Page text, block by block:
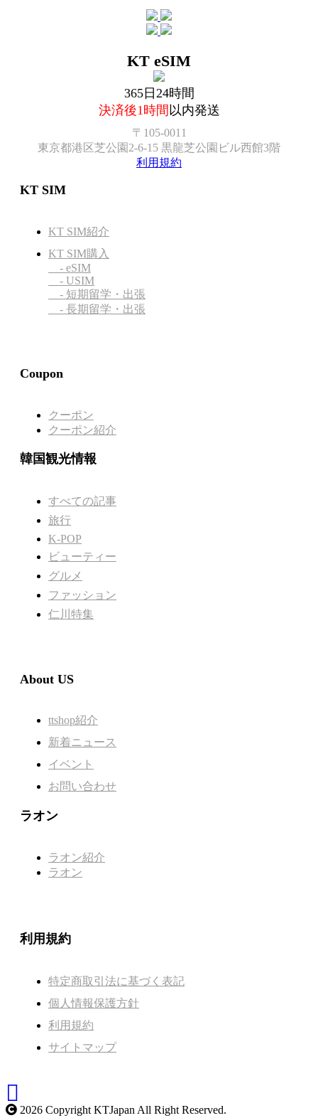
KT eSIM
365日24時間
決済後1時間 以内発送
〒105-0011
東京都港区芝公園2-6-15 黒龍芝公園ビル西館3階
利用規約
KT SIM
KT SIM紹介
KT SIM購入
- eSIM
- USIM
- 短期留学・出張
- 長期留学・出張
Coupon
クーポン
クーポン紹介
韓国観光情報
すべての記事
旅行
K-POP
ビューティー
グルメ
ファッション
仁川特集
About US
ttshop紹介
新着ニュース
イベント
お問い合わせ
ラオン
ラオン紹介
ラオン
利用規約
特定商取引法に基づく表記
個人情報保護方針
利用規約
サイトマップ
2026 Copyright KTJapan All Right Reserved.